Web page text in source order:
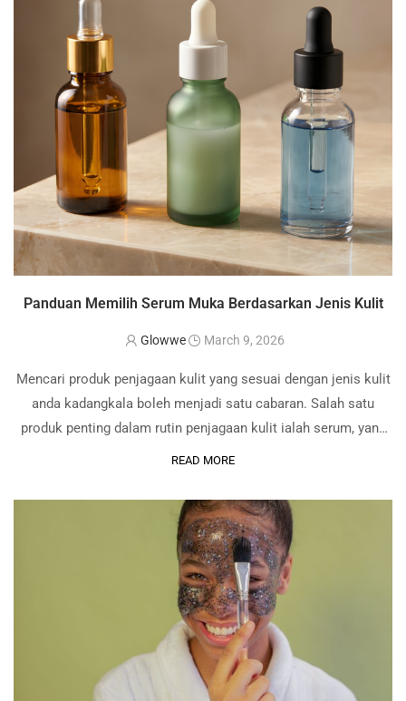
Panduan Memilih Serum Muka Berdasarkan Jenis Kulit
Glowwe March 9, 2026
Mencari produk penjagaan kulit yang sesuai dengan jenis kulit
anda kadangkala boleh menjadi satu cabaran. Salah satu
produk penting dalam rutin penjagaan kulit ialah serum, yang
dirumus khas untuk merawat pelbagai masalah kulit. Dengan
READ MORE